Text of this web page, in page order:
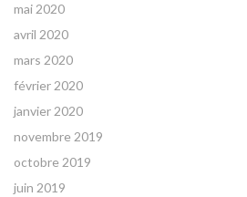
mai 2020
avril 2020
mars 2020
février 2020
janvier 2020
novembre 2019
octobre 2019
juin 2019